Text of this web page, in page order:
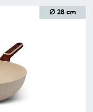
∅ 28 cm